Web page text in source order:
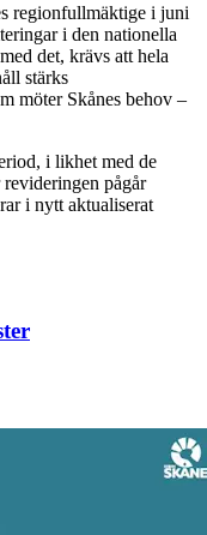
regionfullmäktige i juni
i den nationella
det, krävs att hela
stärks
möter Skånes behov –
i likhet med de
pågår
i nytt aktualiserat